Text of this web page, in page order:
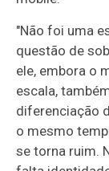
"Não foi uma
questão de
ele, embora o
escala,
diferenciação
o mesmo
se torna ruim.